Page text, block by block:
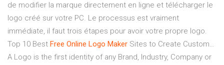
de modifier la marque directement en ligne et télécharger le
logo créé sur votre PC. Le processus est vraiment
immédiate, il faut trois étapes pour avoir votre propre logo.
Top 10 Best Free Online Logo Maker Sites to Create Custom…
A Logo is the first identity of any Brand, Industry, Company or